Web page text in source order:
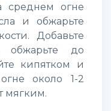
и обжарьте
Добавьте
обжарьте до
кипятком и
около 1-2
мягким.